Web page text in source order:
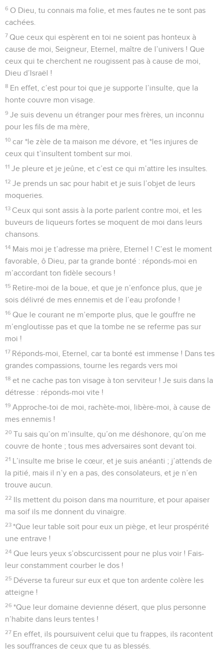
6 O Dieu, tu connais ma folie, et mes fautes ne te sont pas
cachées.
7 Que ceux qui espèrent en toi ne soient pas honteux à
cause de moi, Seigneur, Eternel, maître de l’univers ! Que
ceux qui te cherchent ne rougissent pas à cause de moi,
Dieu d’Israël !
8 En effet, c’est pour toi que je supporte l’insulte, que la
honte couvre mon visage.
9 Je suis devenu un étranger pour mes frères, un inconnu
pour les fils de ma mère,
10 car *le zèle de ta maison me dévore, et *les injures de
ceux qui t’insultent tombent sur moi.
11 Je pleure et je jeûne, et c’est ce qui m’attire les insultes.
12 Je prends un sac pour habit et je suis l’objet de leurs
moqueries.
13 Ceux qui sont assis à la porte parlent contre moi, et les
buveurs de liqueurs fortes se moquent de moi dans leurs
chansons.
14 Mais moi je t’adresse ma prière, Eternel ! C’est le moment
favorable, ô Dieu, par ta grande bonté : réponds-moi en
m’accordant ton fidèle secours !
15 Retire-moi de la boue, et que je n’enfonce plus, que je
sois délivré de mes ennemis et de l’eau profonde !
16 Que le courant ne m’emporte plus, que le gouffre ne
m’engloutisse pas et que la tombe ne se referme pas sur
moi !
17 Réponds-moi, Eternel, car ta bonté est immense ! Dans tes
grandes compassions, tourne les regards vers moi
18 et ne cache pas ton visage à ton serviteur ! Je suis dans la
détresse : réponds-moi vite !
19 Approche-toi de moi, rachète-moi, libère-moi, à cause de
mes ennemis !
20 Tu sais qu’on m’insulte, qu’on me déshonore, qu’on me
couvre de honte ; tous mes adversaires sont devant toi.
21 L’insulte me brise le cœur, et je suis anéanti ; j’attends de
la pitié, mais il n’y en a pas, des consolateurs, et je n’en
trouve aucun.
22 Ils mettent du poison dans ma nourriture, et pour apaiser
ma soif ils me donnent du vinaigre.
23 *Que leur table soit pour eux un piège, et leur prospérité
une entrave !
24 Que leurs yeux s’obscurcissent pour ne plus voir ! Fais-
leur constamment courber le dos !
25 Déverse ta fureur sur eux et que ton ardente colère les
atteigne !
26 *Que leur domaine devienne désert, que plus personne
n’habite dans leurs tentes !
27 En effet, ils poursuivent celui que tu frappes, ils racontent
les souffrances de ceux que tu as blessés.